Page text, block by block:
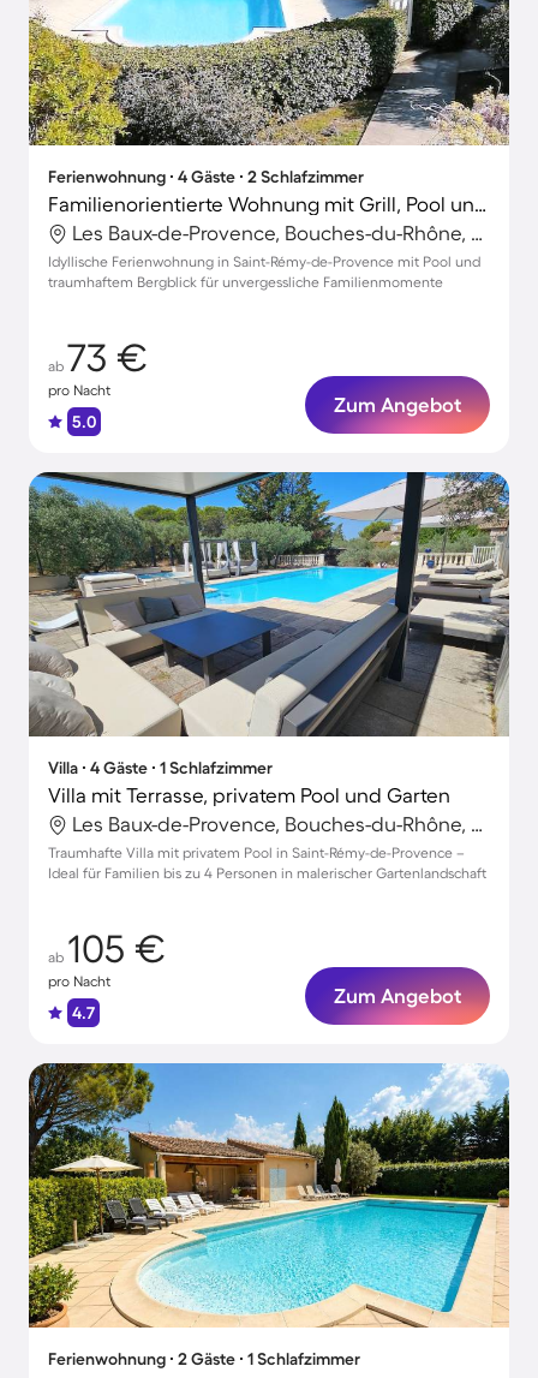
Ferienwohnung ∙ 4 Gäste ∙ 2 Schlafzimmer
Familienorientierte Wohnung mit Grill, Pool und Garten | Stadtblick
Les Baux-de-Provence, Bouches-du-Rhône, Frankreich
Idyllische Ferienwohnung in Saint-Rémy-de-Provence mit Pool und
traumhaftem Bergblick für unvergessliche Familienmomente
ab 73 €
pro Nacht
5.0
Zum Angebot
Villa ∙ 4 Gäste ∙ 1 Schlafzimmer
Villa mit Terrasse, privatem Pool und Garten
Les Baux-de-Provence, Bouches-du-Rhône, Frankreich
Traumhafte Villa mit privatem Pool in Saint-Rémy-de-Provence –
Ideal für Familien bis zu 4 Personen in malerischer Gartenlandschaft
ab 105 €
pro Nacht
4.7
Zum Angebot
Ferienwohnung ∙ 2 Gäste ∙ 1 Schlafzimmer